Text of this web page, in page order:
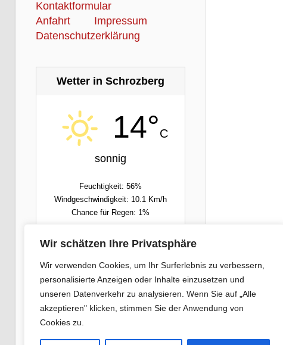
Wir schätzen Ihre Privatsphäre
Wir verwenden Cookies, um Ihr Surferlebnis zu verbessern,
personalisierte Anzeigen oder Inhalte einzusetzen und
unseren Datenverkehr zu analysieren. Wenn Sie auf „Alle
akzeptieren" klicken, stimmen Sie der Anwendung von
Cookies zu.
Kontaktformular
Anfahrt
Impressum
Datenschutzerklärung
Wetter in Schrozberg
14°C
sonnig
Feuchtigkeit: 56%
Windgeschwindigkeit: 10.1 Km/h
Chance für Regen: 1%
Fre
12/29°C
Sam
16/33°C